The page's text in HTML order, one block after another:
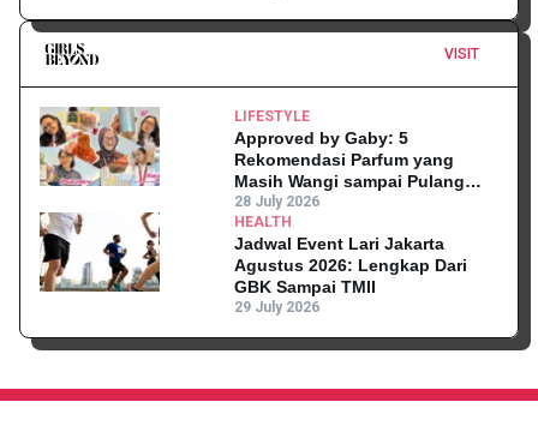
VISIT
LIFESTYLE
Approved by Gaby: 5
Rekomendasi Parfum yang
Masih Wangi sampai Pulang
Kantor
28 July 2026
HEALTH
Jadwal Event Lari Jakarta
Agustus 2026: Lengkap Dari
GBK Sampai TMII
29 July 2026